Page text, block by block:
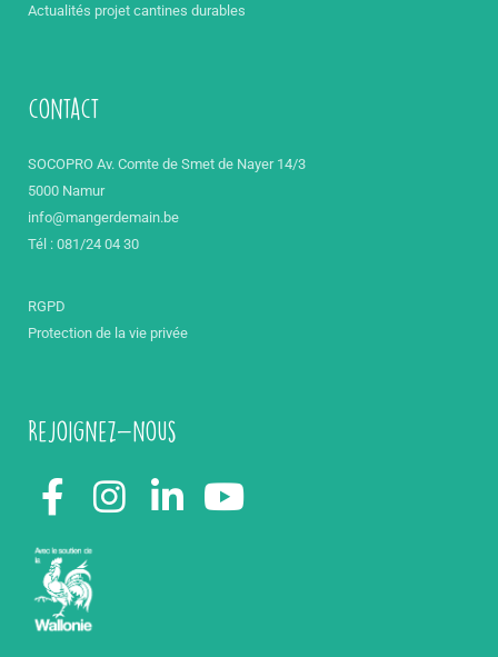
Actualités projet cantines durables
contact
SOCOPRO Av. Comte de Smet de Nayer 14/3
5000 Namur
info@mangerdemain.be
Tél : 081/24 04 30
RGPD
Protection de la vie privée
Rejoignez-nous